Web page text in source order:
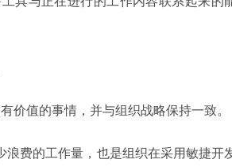
价值的事情，并与组织战略保持一致。
费的工作量，也是组织在采用敏捷开